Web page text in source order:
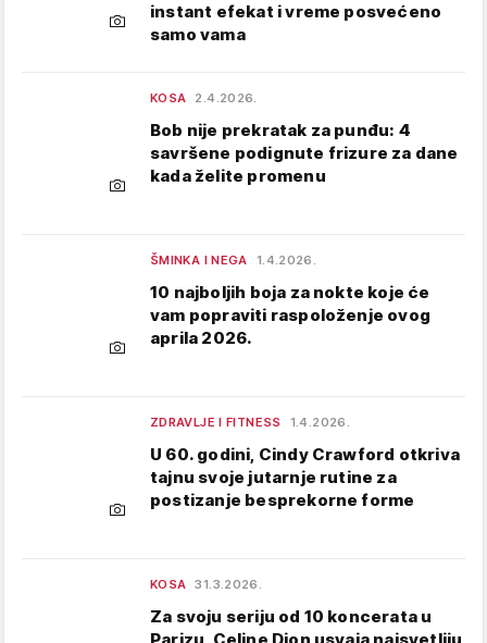
instant efekat i vreme posvećeno
samo vama
KOSA 2.4.2026.
Bob nije prekratak za punđu: 4
savršene podignute frizure za dane
kada želite promenu
ŠMINKA I NEGA 1.4.2026.
10 najboljih boja za nokte koje će
vam popraviti raspoloženje ovog
aprila 2026.
ZDRAVLJE I FITNESS 1.4.2026.
U 60. godini, Cindy Crawford otkriva
tajnu svoje jutarnje rutine za
postizanje besprekorne forme
KOSA 31.3.2026.
Za svoju seriju od 10 koncerata u